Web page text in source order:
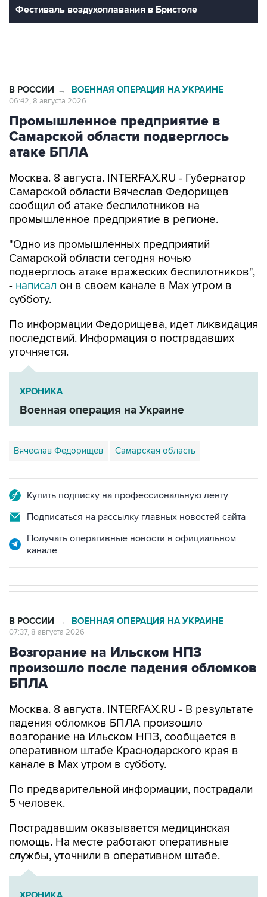
Промышленное предприятие в
Самарской области подверглось
атаке БПЛА
Москва. 8 августа. INTERFAX.RU - Губернатор
сообщил об атаке беспилотников на
промышленное предприятие в регионе.
"Одно из промышленных предприятий
подверглось атаке вражеских беспилотников",
-написалон в своем канале в Max утром в
субботу.
По информации Федорищева, идет ликвидация
уточняется.
ХРОНИКА
Военная операция на Украине
Вячеслав Федорищев Самарская область
Подписаться на рассылку главных новостей сайта
Получать оперативные новости в официальном
Возгорание на Ильском НПЗ
произошло после падения обломков
БПЛА
Москва. 8 августа. INTERFAX.RU - В результате
возгорание на Ильском НПЗ, сообщается в
оперативном штабе Краснодарского края в
канале в Max утром в субботу.
По предварительной информации, пострадали
Пострадавшим оказывается медицинская
службы, уточнили в оперативном штабе.
ХРОНИКА
Военная операция на Украине